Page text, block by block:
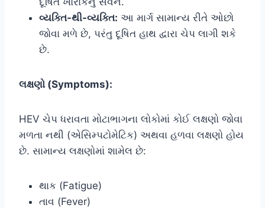
વ્યક્તિ-થી-વ્યક્તિ: આ માર્ગ સામાન્ય રીતે ઓછો
જોવા મળે છે, પરંતુ દૂષિત હાથ દ્વારા ચેપ લાગી શકે
છે.
લક્ષણો (Symptoms):
HEV ચેપ ધરાવતા મોટાભાગના લોકોમાં કોઈ લક્ષણો જોવા
મળતા નથી (એસિમ્પટોમેટિક) અથવા હળવા લક્ષણો હોય
છે. સામાન્ય લક્ષણોમાં શામેલ છે:
થાક (Fatigue)
તાવ (Fever)